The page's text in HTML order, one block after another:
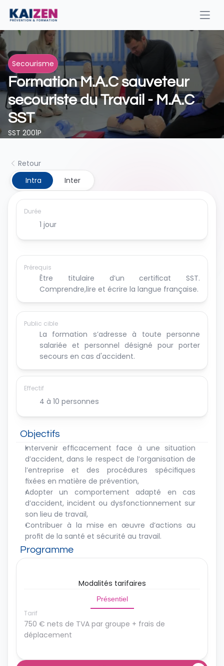
Secourisme
Formation M.A.C sauveteur
secouriste du Travail - M.A.C
SST
SST 2001P
Retour
Intra
Inter
Durée
1 jour
Prérequis
Être titulaire d’un certificat SST.
Comprendre,lire et écrire la langue française.
Public cible
La formation s’adresse à toute personne
salariée et personnel désigné pour porter
secours en cas d'accident.
Effectif
4 à 10 personnes
Objectifs
Intervenir efficacement face à une situation
d’accident, dans le respect de l’organisation de
l’entreprise et des procédures spécifiques
fixées en matière de prévention,
Adopter un comportement adapté en cas
d’accident, incident ou dysfonctionnement sur
son lieu de travail,
Contribuer à la mise en œuvre d’actions au
profit de la santé et sécurité au travail.
Programme
Modalités tarifaires
Présentiel
Tarif
750 € nets de TVA par groupe + frais de
déplacement